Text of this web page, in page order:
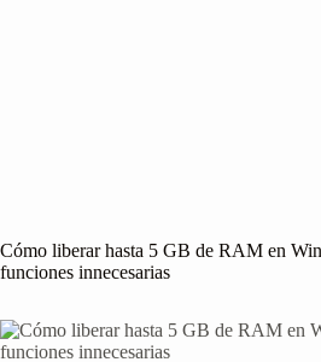
Cómo liberar hasta 5 GB de RAM en
funciones innecesarias